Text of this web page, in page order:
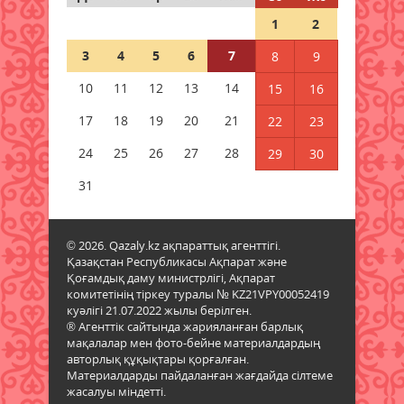
Дауыл, жаңбыр: Еліміздің
бірнеше өңірінде ауа райына
байланысты ескерту жасалды
Бұршақ, дауыл: Еліміздің 16
өңірінде дауылды ескерту
жарияланды
Синоптиктер Қазақстанның екі
қаласында ауа сапасы
нашарлауы мүмкін екенін
ескертті
06 тамыз 2026 ж. 85
Қазақстандықтар тамызда ең
1
2
3
4 5 6 7 8
9
10
11 12 13 14 15
16
17
18 19 20 21 22
23
24
25 26 27 28 29
30
31
© 2026. Qazaly.kz ақпараттық агенттігі.
Қазақстан Республикасы Ақпарат және
Қоғамдық даму министрлігі, Ақпарат
комитетінің тіркеу туралы № KZ21VPY00052419
куәлігі 21.07.2022 жылы берілген.
® Агенттік сайтында жарияланған барлық
мақалалар мен фото-бейне материалдардың
авторлық құқықтары қорғалған.
Материалдарды пайдаланған жағдайда сілтеме
жасалуы міндетті.